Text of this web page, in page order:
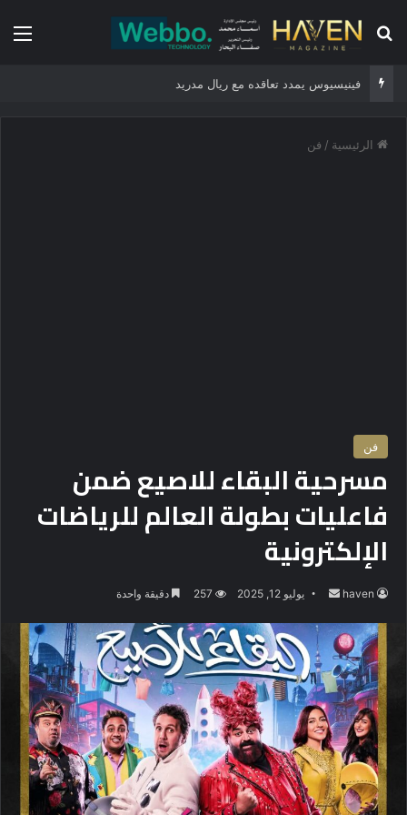
بحث عن
فينيسيوس يمدد تعاقده مع ريال مدريد
الرئيسية / فن
فن
مسرحية البقاء للاصيع ضمن
فاعليات بطولة العالم للرياضات
الإلكترونية
haven
ر
ي
د
ا
إ
ل
يوليو 12, 2025 257 دقيقة واحدة